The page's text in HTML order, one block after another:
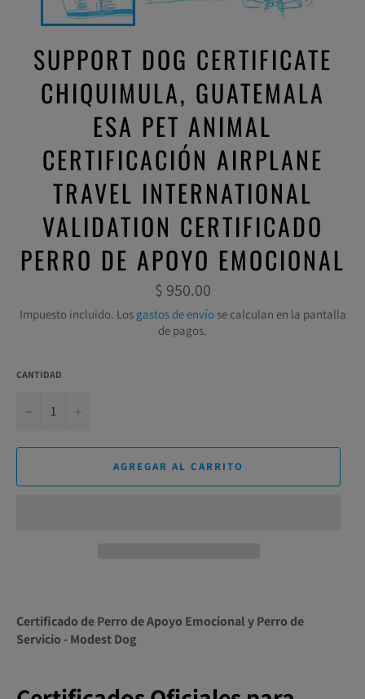
SUPPORT DOG CERTIFICATE
CHIQUIMULA, GUATEMALA
ESA PET ANIMAL
CERTIFICACIÓN AIRPLANE
TRAVEL INTERNATIONAL
VALIDATION CERTIFICADO
PERRO DE APOYO EMOCIONAL
Precio
habitual
$ 950.00
Impuesto incluido. Los gastos de envíose calculan en la pantalla
de pagos.
CANTIDAD
−
AGREGAR AL CARRITO
Certificado de Perro de Apoyo Emocional y Perro de
Servicio - Modest Dog